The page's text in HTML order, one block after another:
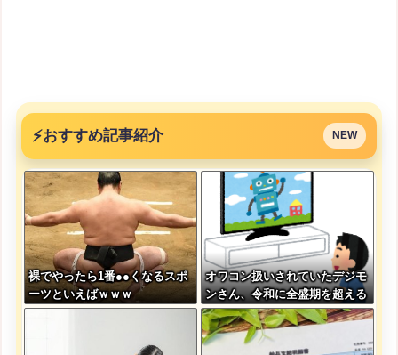
⚡おすすめ記事紹介 NEW
裸でやったら1番●●くなるスポ
ーツといえばｗｗｗ
オワコン扱いされていたデジモ
ンさん、令和に全盛期を超える
利益を生み出していた